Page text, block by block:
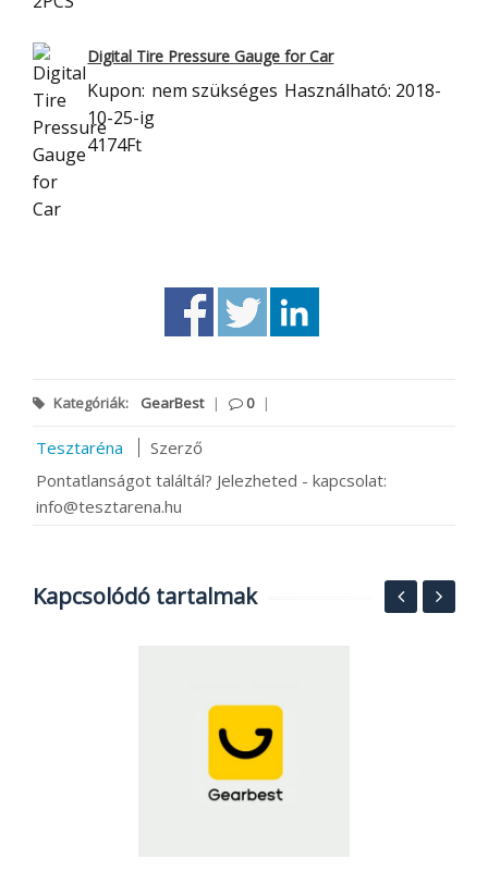
Digital Tire Pressure Gauge for Car
Kupon: nem szükséges Használható: 2018-
10-25-ig
4174Ft
Kategóriák: GearBest | 0 |
Tesztaréna
Szerző
Pontatlanságot találtál? Jelezheted - kapcsolat:
info@tesztarena.hu
Kapcsolódó tartalmak